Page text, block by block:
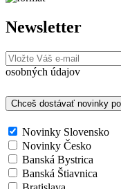
Newsletter
osobných údajov
Chceš dostávať novinky
Novinky Slovensko
Novinky Česko
Banská Bystrica
Banská Štiavnica